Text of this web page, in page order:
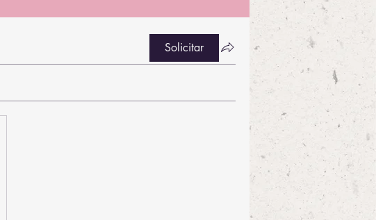
Solicitar